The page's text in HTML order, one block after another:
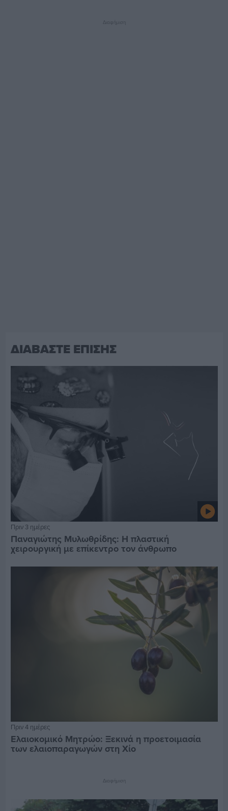
Διαφήμιση
ΔΙΑΒΑΣΤΕ ΕΠΙΣΗΣ
Πριν 3 ημέρες
Παναγιώτης Μυλωθρίδης: Η πλαστική
χειρουργική με επίκεντρο τον άνθρωπο
Πριν 4 ημέρες
Ελαιοκομικό Μητρώο: Ξεκινά η προετοιμασία
των ελαιοπαραγωγών στη Χίο
Διαφήμιση